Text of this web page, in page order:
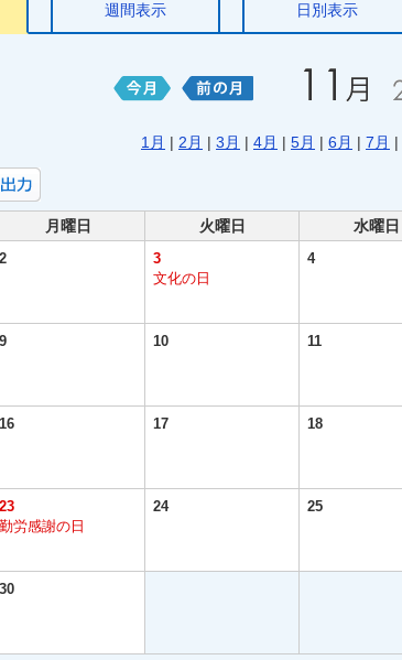
週間表示 日別表示
1月 | 2月 | 3月 | 4月 | 5月 | 6月 | 7月 |
月曜日 火曜日 水曜日
2
3
文化の日
4
9 10 11
16 17 18
23
勤労感謝の日
24 25
30